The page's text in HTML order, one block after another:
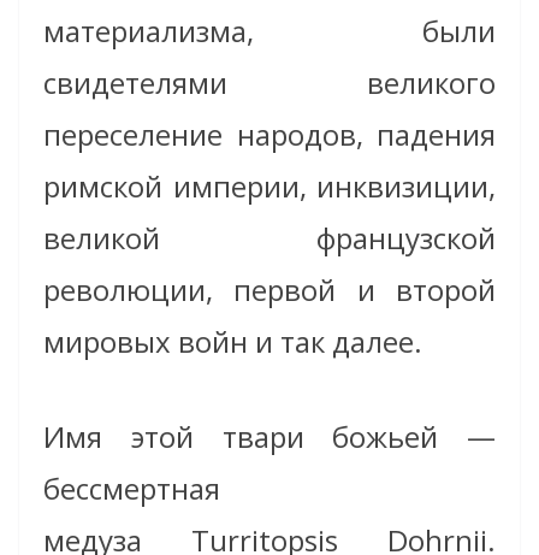
материализма, были
свидетелями великого
переселение народов, падения
римской империи, инквизиции,
великой французской
революции, первой и второй
мировых войн и так далее.
Имя этой твари божьей —
бессмертная
медуза Turritopsis Dohrnii.